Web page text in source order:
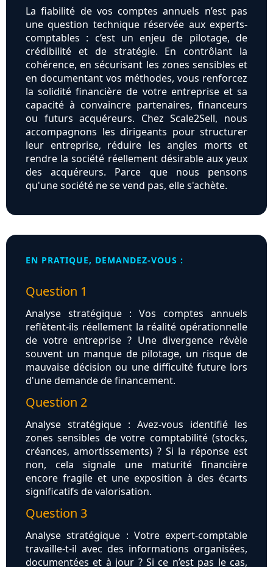
La fiabilité de vos comptes annuels n’est pas
une question technique réservée aux experts-
comptables : c’est un enjeu de pilotage, de
crédibilité et de stratégie. En contrôlant la
cohérence, en sécurisant les zones sensibles et
en documentant vos méthodes, vous renforcez
la solidité financière de votre entreprise et sa
capacité à convaincre partenaires, financeurs
ou futurs acquéreurs. Chez Scale2Sell, nous
accompagnons les dirigeants pour structurer
leur entreprise, réduire les angles morts et
rendre la société réellement désirable aux yeux
des acquéreurs. Parce que nous pensons
qu'une société ne se vend pas, elle s'achète.
EN PRATIQUE, DEMANDEZ-VOUS :
Question 1
Analyse stratégique : Vos comptes annuels
reflètent-ils réellement la réalité opérationnelle
de votre entreprise ? Une divergence révèle
souvent un manque de pilotage, un risque de
mauvaise décision ou une difficulté future lors
d'une demande de financement.
Question 2
Analyse stratégique : Avez-vous identifié les
zones sensibles de votre comptabilité (stocks,
créances, amortissements) ? Si la réponse est
non, cela signale une maturité financière
encore fragile et une exposition à des écarts
significatifs de valorisation.
Question 3
Analyse stratégique : Votre expert-comptable
travaille-t-il avec des informations organisées,
documentées et à jour ? Si ce n’est pas le cas,